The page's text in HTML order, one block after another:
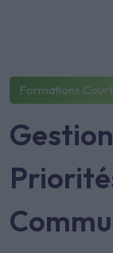
Formations